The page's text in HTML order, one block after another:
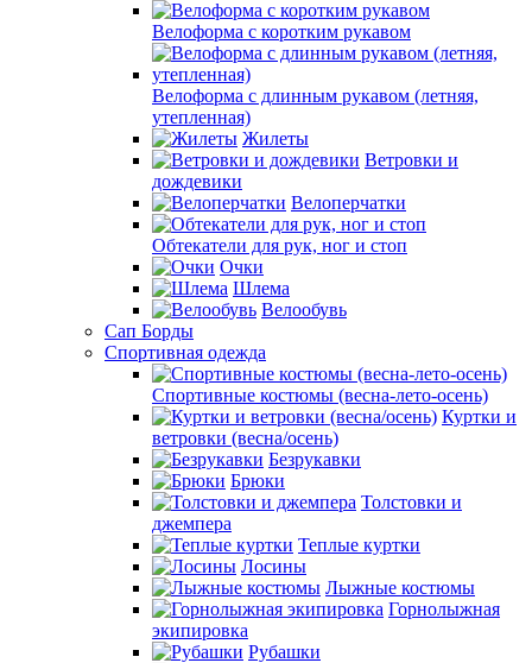
Велоформа с коротким рукавом
Велоформа с длинным рукавом (летняя,
утепленная)
Жилеты
Ветровки и
дождевики
Велоперчатки
Обтекатели для рук, ног и стоп
Очки
Шлема
Велообувь
Сап Борды
Спортивная одежда
Спортивные костюмы (весна-лето-осень)
Куртки и
ветровки (весна/осень)
Безрукавки
Брюки
Толстовки и
джемпера
Теплые куртки
Лосины
Лыжные костюмы
Горнолыжная
экипировка
Рубашки